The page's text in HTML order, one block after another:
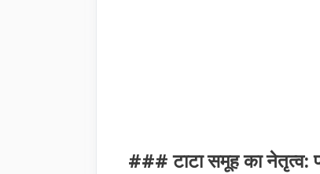
### टाटा समूह का नेतृत्व: